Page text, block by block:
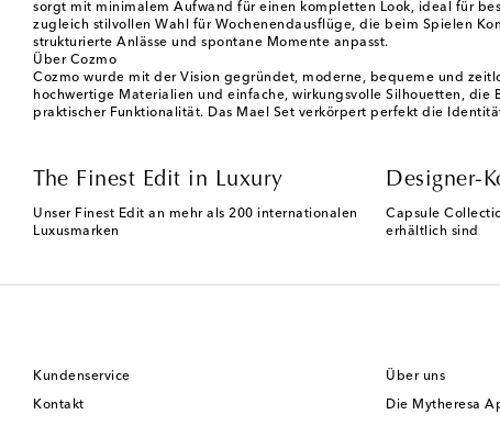
sorgt mit minimalem Aufwand für einen kompletten Look, ideal für
zugleich stilvollen Wahl für Wochenendausflüge, die beim Spielen
strukturierte Anlässe und spontane Momente anpasst.
Über Cozmo
Cozmo wurde mit der Vision gegründet, moderne, bequeme und
hochwertige Materialien und einfache, wirkungsvolle Silhouetten,
praktischer Funktionalität. Das Mael Set verkörpert perfekt die
The Finest Edit in Luxury
Unser Finest Edit an mehr als 200 internationalen
Luxusmarken
Designer-
Capsule
erhältlich sind
Kundenservice
Kontakt
Über uns
Die Mytheresa